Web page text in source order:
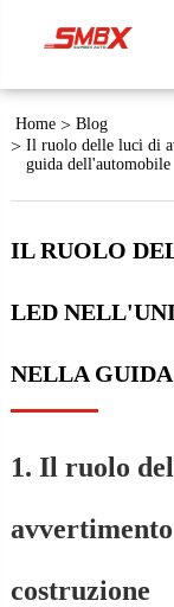
Home
Blog
Il ruolo delle luci di
guida dell'automobile
IL RUOLO
LED
NELLA
1. Il ruolo
costruzione